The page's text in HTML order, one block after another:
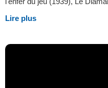
Lire plus